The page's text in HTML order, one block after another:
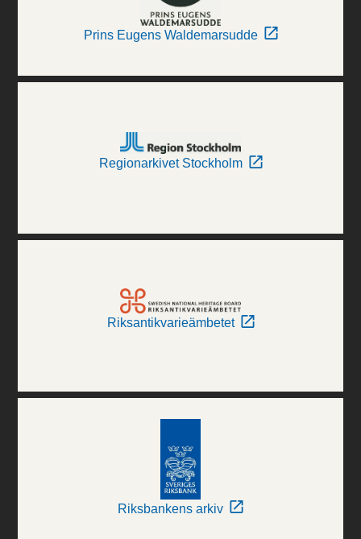
Prins Eugens Waldemarsudde
Regionarkivet Stockholm
Riksantikvarieämbetet
Riksbankens arkiv